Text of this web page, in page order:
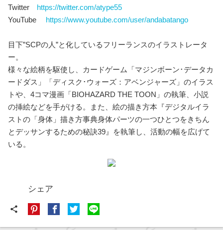
Twitter https://twitter.com/atype55
YouTube https://www.youtube.com/user/andabatango
目下”SCPの人”と化しているフリーランスのイラストレータ
ー。
様々な絵柄を駆使し、カードゲーム「マジンボーン･データカ
ードダス」「ディスク･ウォーズ：アベンジャーズ」のイラス
トや、4コマ漫画「BIOHAZARD THE TOON」の執筆、小説
の挿絵などを手がける。また、絵の描き方本『デジタルイラ
ストの「身体」描き方事典身体パーツの一つひとつをきちん
とデッサンするための秘訣39』を執筆し、活動の幅を広げて
いる。
シェア
share